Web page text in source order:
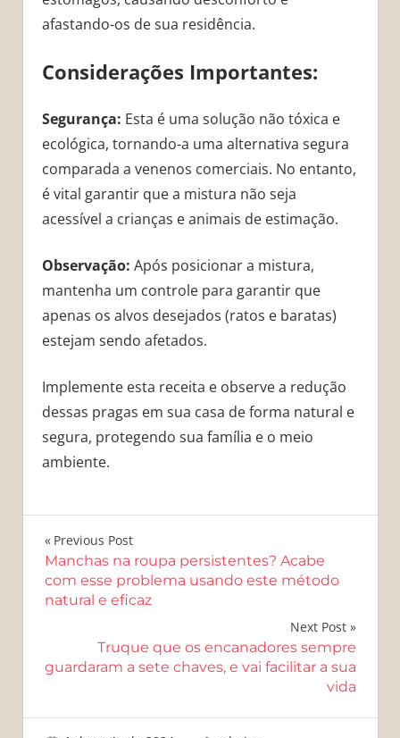
afastando-os de sua residência.
Considerações Importantes:
Segurança: Esta é uma solução não tóxica e
ecológica, tornando-a uma alternativa segura
comparada a venenos comerciais. No entanto,
é vital garantir que a mistura não seja
acessível a crianças e animais de estimação.
Observação: Após posicionar a mistura,
mantenha um controle para garantir que
apenas os alvos desejados (ratos e baratas)
estejam sendo afetados.
Implemente esta receita e observe a redução
dessas pragas em sua casa de forma natural e
segura, protegendo sua família e o meio
ambiente.
Navegação
de
Post
Previous Post
Manchas na roupa persistentes? Acabe
com esse problema usando este método
natural e eficaz
Next Post
Truque que os encanadores sempre
guardaram a sete chaves, e vai facilitar a sua
vida